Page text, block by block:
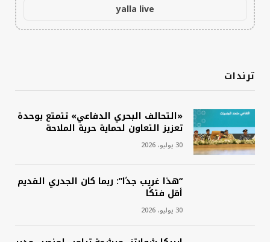
yalla live
ترندات
«التحالف البحري الدفاعي» تتمتع بوحدة
تعزيز التعاون لحماية حرية الملاحة
30 يوليو، 2026
“هذا غريب جدًا”: ربما كان الجدري القديم
أقل فتكًا
30 يوليو، 2026